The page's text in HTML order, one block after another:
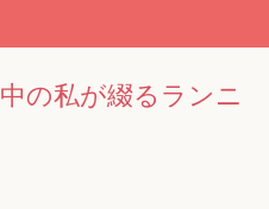
の私が綴るランニ